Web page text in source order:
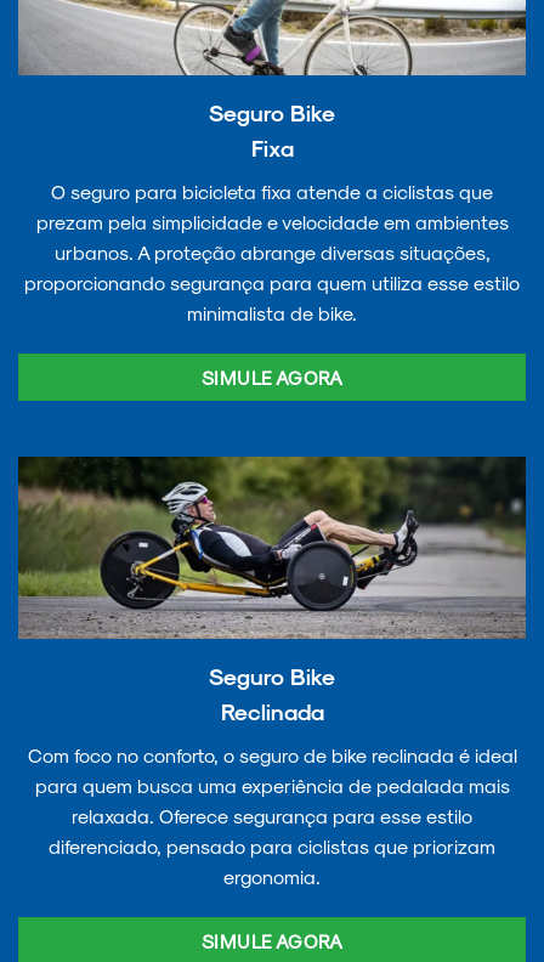
Seguro Bike
Fixa
O seguro para bicicleta fixa atende a ciclistas que
prezam pela simplicidade e velocidade em ambientes
urbanos. A proteção abrange diversas situações,
proporcionando segurança para quem utiliza esse estilo
minimalista de bike.
SIMULE AGORA
Seguro Bike
Reclinada
Com foco no conforto, o seguro de bike reclinada é ideal
para quem busca uma experiência de pedalada mais
relaxada. Oferece segurança para esse estilo
diferenciado, pensado para ciclistas que priorizam
ergonomia.
SIMULE AGORA